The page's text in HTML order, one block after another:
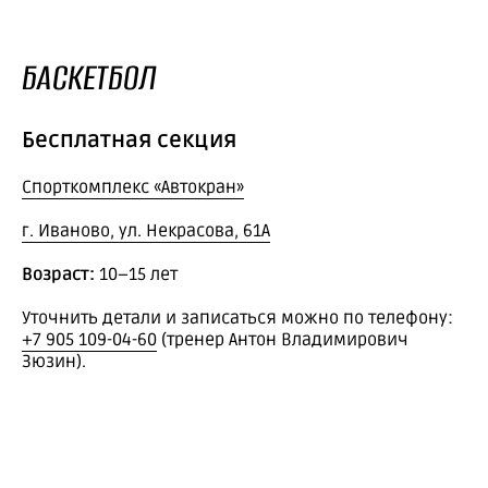
БАСКЕТБОЛ
Бесплатная секция
Спорткомплекс «Автокран»
г. Иваново, ул. Некрасова, 61А
Возраст: 10−15 лет
Уточнить детали и записаться можно по телефону:
+7 905 109-04-60 (тренер Антон Владимирович
Зюзин).